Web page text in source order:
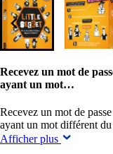
Recevez un mot de
ayant un mot…
Recevez un mot de
ayant un mot différent
Afficher plus